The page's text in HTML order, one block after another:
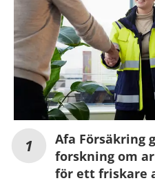
Afa Försäkring
forskning om
för ett friskare